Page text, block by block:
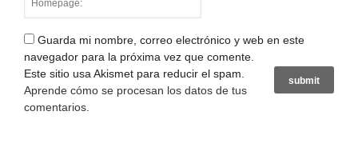
Guarda mi nombre, correo electrónico y web en este
navegador para la próxima vez que comente.
Este sitio usa Akismet para reducir el spam.
Aprende cómo se procesan los datos de tus
comentarios